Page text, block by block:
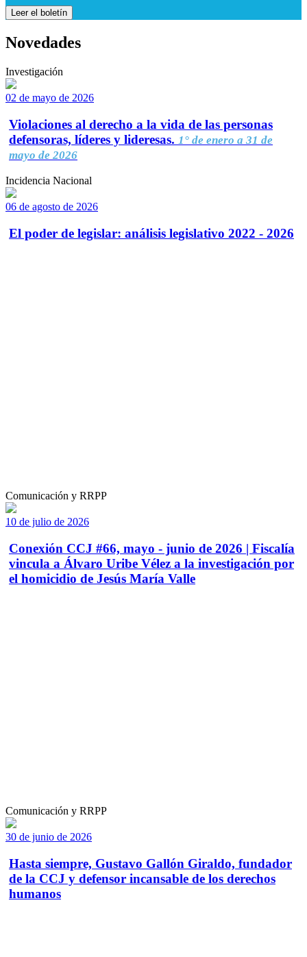
Leer el boletín
Novedades
Investigación
02 de mayo de 2026
Violaciones al derecho a la vida de las personas
defensoras, líderes y lideresas. 1° de enero a 31 de
mayo de 2026
Incidencia Nacional
06 de agosto de 2026
El poder de legislar: análisis legislativo 2022 - 2026
Comunicación y RRPP
10 de julio de 2026
Conexión CCJ #66, mayo - junio de 2026 | Fiscalía
vincula a Álvaro Uribe Vélez a la investigación por
el homicidio de Jesús María Valle
Comunicación y RRPP
30 de junio de 2026
Hasta siempre, Gustavo Gallón Giraldo, fundador
de la CCJ y defensor incansable de los derechos
humanos